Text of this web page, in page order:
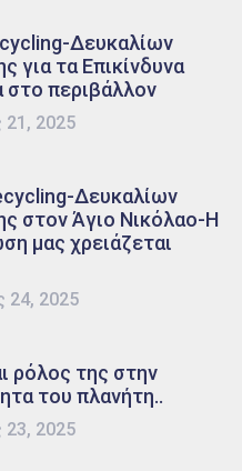
Δευκαλίων
για τα Επικίνδυνα
στο περιβάλλον
21, 2025
Δευκαλίων
στον Άγιο Νικόλαο-Η
μας χρειάζεται
24, 2025
ρόλος της στην
του πλανήτη..
23, 2025